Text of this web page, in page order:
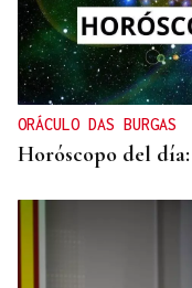
ORÁCULO DAS BURGAS
Horóscopo del